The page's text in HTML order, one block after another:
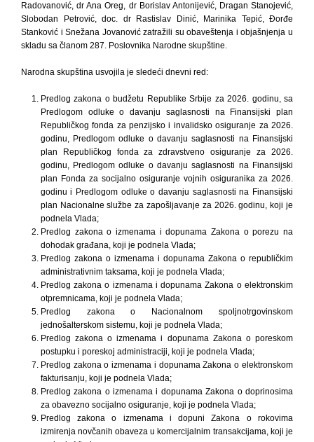
Radovanović, dr Ana Oreg, dr Borislav Antonijević, Dragan Stanojević,
Slobodan Petrović, doc. dr Rastislav Dinić, Marinika Tepić, Đorđe
Stanković i Snežana Jovanović zatražili su obaveštenja i objašnjenja u
skladu sa članom 287. Poslovnika Narodne skupštine.
Narodna skupština usvojila je sledeći dnevni red:
Predlog zakona o budžetu Republike Srbije za 2026. godinu, sa
Predlogom odluke o davanju saglasnosti na Finansijski plan
Republičkog fonda za penzijsko i invalidsko osiguranje za 2026.
godinu, Predlogom odluke o davanju saglasnosti na Finansijski
plan Republičkog fonda za zdravstveno osiguranje za 2026.
godinu, Predlogom odluke o davanju saglasnosti na Finansijski
plan Fonda za socijalno osiguranje vojnih osiguranika za 2026.
godinu i Predlogom odluke o davanju saglasnosti na Finansijski
plan Nacionalne službe za zapošljavanje za 2026. godinu, koji je
podnela Vlada;
Predlog zakona o izmenama i dopunama Zakona o porezu na
dohodak građana, koji je podnela Vlada;
Predlog zakona o izmenama i dopunama Zakona o republičkim
administrativnim taksama, koji je podnela Vlada;
Predlog zakona o izmenama i dopunama Zakona o elektronskim
otpremnicama, koji je podnela Vlada;
Predlog zakona o Nacionalnom spoljnotrgovinskom
jednošalterskom sistemu, koji je podnela Vlada;
Predlog zakona o izmenama i dopunama Zakona o poreskom
postupku i poreskoj administraciji, koji je podnela Vlada;
Predlog zakona o izmenama i dopunama Zakona o elektronskom
fakturisanju, koji je podnela Vlada;
Predlog zakona o izmenama i dopunama Zakona o doprinosima
za obavezno socijalno osiguranje, koji je podnela Vlada;
Predlog zakona o izmenama i dopuni Zakona o rokovima
izmirenja novčanih obaveza u komercijalnim transakcijama, koji je